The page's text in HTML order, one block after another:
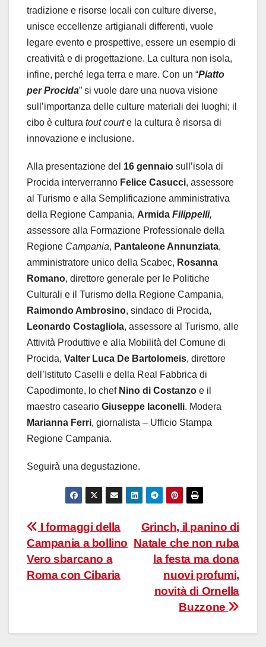
tradizione e risorse locali con culture diverse,
unisce eccellenze artigianali differenti, vuole
legare evento e prospettive, essere un esempio di
creatività e di progettazione. La cultura non isola,
infine, perché lega terra e mare. Con un “Piatto
per Procida” si vuole dare una nuova visione
sull’importanza delle culture materiali dei luoghi; il
cibo è cultura tout courte la cultura è risorsa di
innovazione e inclusione.
Alla presentazione del 16 gennaio sull’isola di
Procida interverranno Felice Casucci, assessore
al Turismo e alla Semplificazione amministrativa
della Regione Campania, Armida Filippelli,
assessore alla Formazione Professionale della
Regione Campania, Pantaleone Annunziata,
amministratore unico della Scabec, Rosanna
Romano, direttore generale per le Politiche
Culturali e il Turismo della Regione Campania,
Raimondo Ambrosino, sindaco di Procida,
Leonardo Costagliola, assessore al Turismo, alle
Attività Produttive e alla Mobilità del Comune di
Procida, Valter Luca De Bartolomeis, direttore
dell’Istituto Caselli e della Real Fabbrica di
Capodimonte, lo chef Nino di Costanzo e il
maestro caseario Giuseppe Iaconelli. Modera
Marianna Ferri, giornalista – Ufficio Stampa
Regione Campania.
Seguirà una degustazione.
Navigazione
articoli
Grinch, il panino di
Natale che non ruba
la festa ma dona
nuovi profumi,
novità di Ornella
Buzzone
I formaggi della
Campania a bollino
Vero sbarcano a
Roma con Cibaria